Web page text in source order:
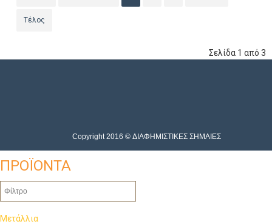
Τέλος
Σελίδα 1 από 3
Copyright 2016 © ΔΙΑΦΗΜΙΣΤΙΚΕΣ ΣΗΜΑΙΕΣ
ΠΡΟΪΟΝΤΑ
Μετάλλια